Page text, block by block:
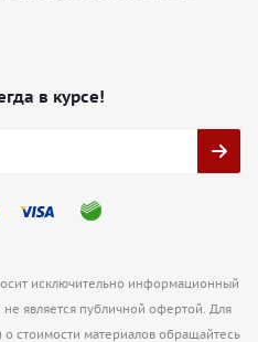
в курсе!
исключительно информационный
является публичной офертой. Для
стоимости материалов обращайтесь